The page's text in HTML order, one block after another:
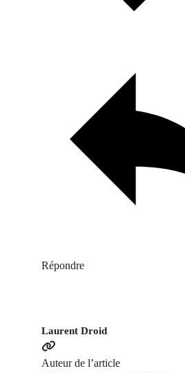
Répondre
Laurent Droid
Auteur de l’article